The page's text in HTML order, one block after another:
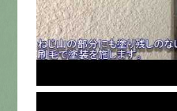
有資格者が、無料建